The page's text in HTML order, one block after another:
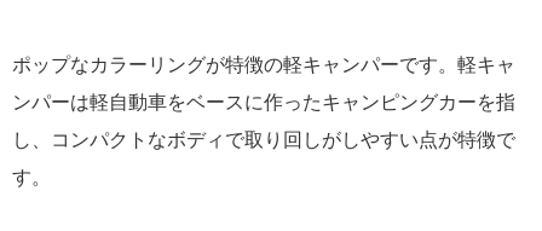
ポップなカラーリングが特徴の軽キャンパーです。軽キャ
ンパーは軽自動車をベースに作ったキャンピングカーを指
し、コンパクトなボディで取り回しがしやすい点が特徴で
す。